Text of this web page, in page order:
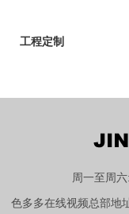
工程定制
周一至周
色多多在线视频总部地